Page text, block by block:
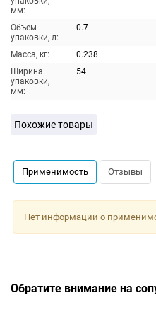
мм:
Объем
упаковки, л:
0.7
Масса, кг:
0.238
Ширина
упаковки,
мм:
54
Похожие товары
Применимость Отзывы
Нет информации о
Обратите внимание на